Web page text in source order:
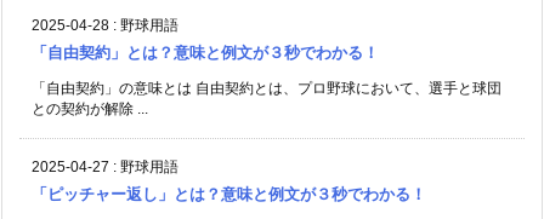
2025-04-28 : 野球用語
「自由契約」とは？意味と例文が３秒でわかる！
「自由契約」の意味とは 自由契約とは、プロ野球において、選手と球団
との契約が解除 ...
2025-04-27 : 野球用語
「ピッチャー返し」とは？意味と例文が３秒でわかる！